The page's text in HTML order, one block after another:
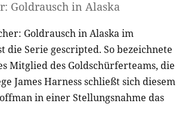
Goldrausch in Alaska
Goldrausch in Alaska im
Serie gescripted. So bezeichnete
Mitglied des Goldschürferteams, die
James Harness schließt sich diesem
in einer Stellungsnahme das